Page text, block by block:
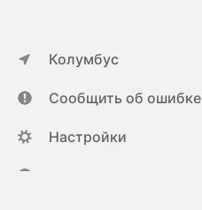
Колумбус
Сообщить об ошибке
Настройки